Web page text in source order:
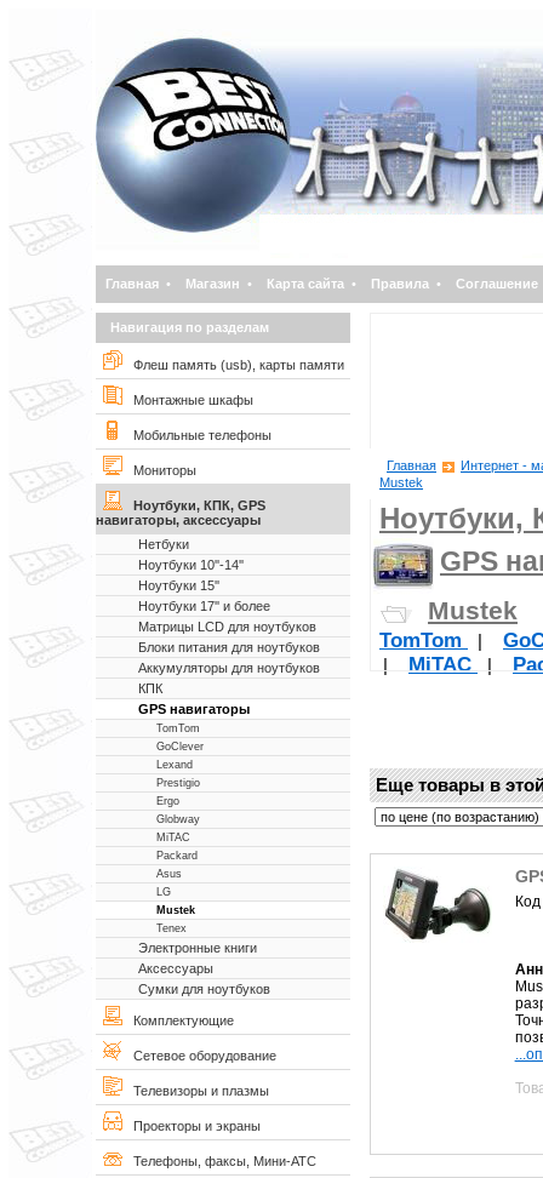
Главная • Магазин • Карта сайта • Правила • Соглашение
Навигация по разделам
Флеш память (usb), карты памяти
Монтажные шкафы
Мобильные телефоны
Мониторы
Ноутбуки, КПК, GPS
навигаторы, аксессуары
Нетбуки
Ноутбуки 10''-14''
Ноутбуки 15''
Ноутбуки 17'' и более
Матрицы LCD для ноутбуков
Блоки питания для ноутбуков
Аккумуляторы для ноутбуков
КПК
GPS навигаторы
TomTom
GoClever
Lexand
Prestigio
Ergo
Globway
MiTAC
Packard
Asus
LG
Mustek
Tenex
Электронные книги
Аксессуары
Сумки для ноутбуков
Комплектующие
Сетевое оборудование
Телевизоры и плазмы
Проекторы и экраны
Телефоны, факсы, Мини-АТС
Главная
Интернет -
Mustek
Ноутбуки,
GPS
Mustek
TomTom |
| MiTAC |
Еще товары в